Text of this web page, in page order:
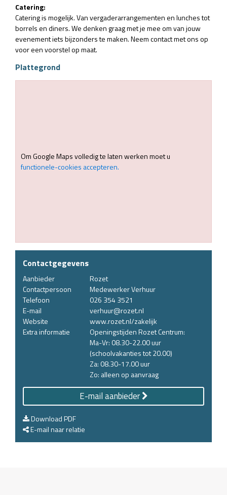
Catering:
Catering is mogelijk. Van vergaderarrangementen en lunches tot
borrels en diners. We denken graag met je mee om van jouw
evenement iets bijzonders te maken. Neem contact met ons op
voor een voorstel op maat.
Plattegrond
Om Google Maps volledig te laten werken moet u
functionele-cookies accepteren.
Contactgegevens
Aanbieder
Rozet
Contactpersoon
Medewerker Verhuur
Telefoon
026 354 3521
E-mail
verhuur@rozet.nl
Website
www.rozet.nl/zakelijk
Extra informatie
Openingstijden Rozet Centrum:
Ma-Vr: 08.30-22.00 uur
(schoolvakanties tot 20.00)
Za: 08.30-17.00 uur
Zo: alleen op aanvraag
E-mail aanbieder
Download PDF
E-mail naar relatie